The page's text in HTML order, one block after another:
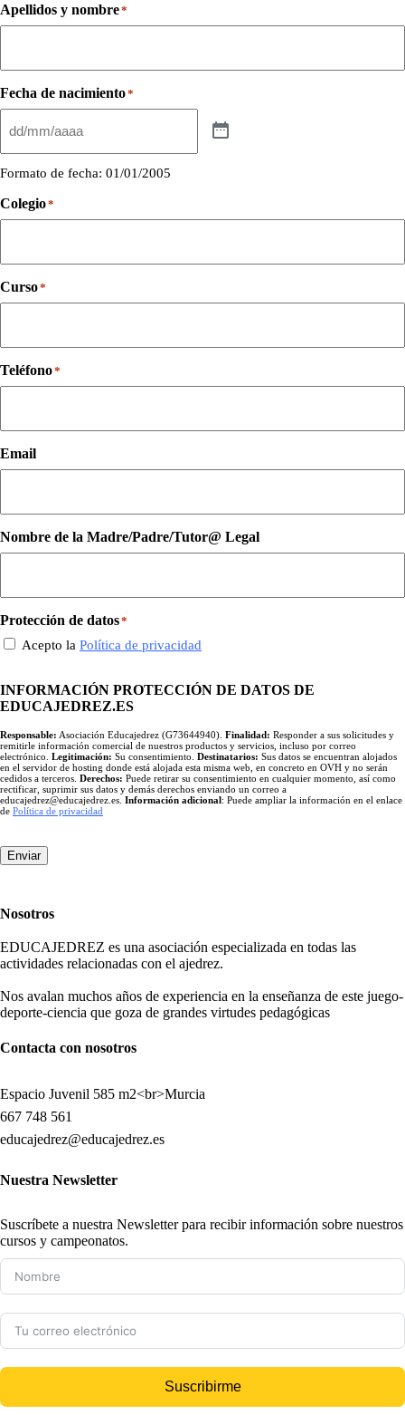
Apellidos y nombre*
Fecha de nacimiento*
Formato de fecha: 01/01/2005
Colegio*
Curso*
Teléfono*
Email
Nombre de la Madre/Padre/Tutor@ Legal
Protección de datos*
Acepto la Política de privacidad
INFORMACIÓN PROTECCIÓN DE DATOS DE
EDUCAJEDREZ.ES
Responsable: Asociación Educajedrez (G73644940). Finalidad: Responder a sus solicitudes y
remitirle información comercial de nuestros productos y servicios, incluso por correo
electrónico. Legitimación: Su consentimiento. Destinatarios: Sus datos se encuentran alojados
en el servidor de hosting donde está alojada esta misma web, en concreto en OVH y no serán
cedidos a terceros. Derechos: Puede retirar su consentimiento en cualquier momento, así como
rectificar, suprimir sus datos y demás derechos enviando un correo a
educajedrez@educajedrez.es. Información adicional: Puede ampliar la información en el enlace
de Política de privacidad
Enviar
Nosotros
EDUCAJEDREZ es una asociación especializada en todas las
actividades relacionadas con el ajedrez.
Nos avalan muchos años de experiencia en la enseñanza de este juego-
deporte-ciencia que goza de grandes virtudes pedagógicas
Contacta con nosotros
Espacio Juvenil 585 m2<br>Murcia
667 748 561
educajedrez@educajedrez.es
Nuestra Newsletter
Suscríbete a nuestra Newsletter para recibir información sobre nuestros
cursos y campeonatos.
Suscribirme